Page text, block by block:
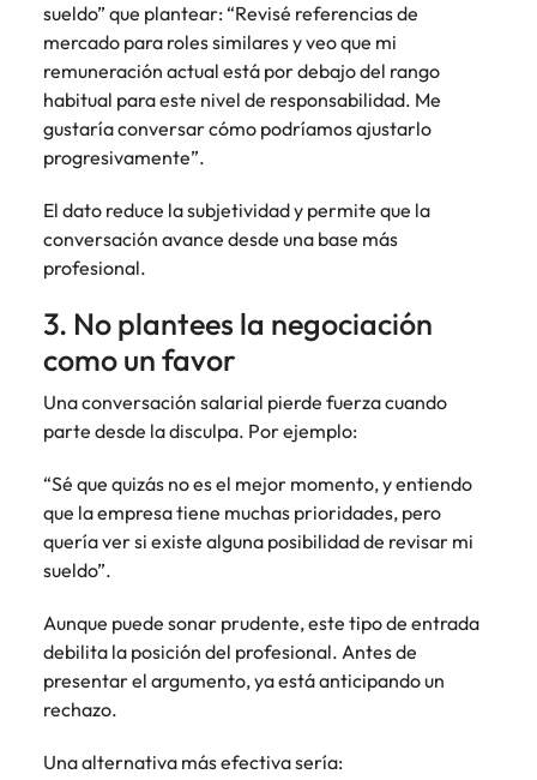
sueldo” que plantear: “Revisé referencias de
mercado para roles similares y veo que mi
remuneración actual está por debajo del rango
habitual para este nivel de responsabilidad. Me
gustaría conversar cómo podríamos ajustarlo
progresivamente”.
El dato reduce la subjetividad y permite que la
conversación avance desde una base más
profesional.
3. No plantees la negociación
como un favor
Una conversación salarial pierde fuerza cuando
parte desde la disculpa. Por ejemplo:
“Sé que quizás no es el mejor momento, y entiendo
que la empresa tiene muchas prioridades, pero
quería ver si existe alguna posibilidad de revisar mi
sueldo”.
Aunque puede sonar prudente, este tipo de entrada
debilita la posición del profesional. Antes de
presentar el argumento, ya está anticipando un
rechazo.
Una alternativa más efectiva sería: